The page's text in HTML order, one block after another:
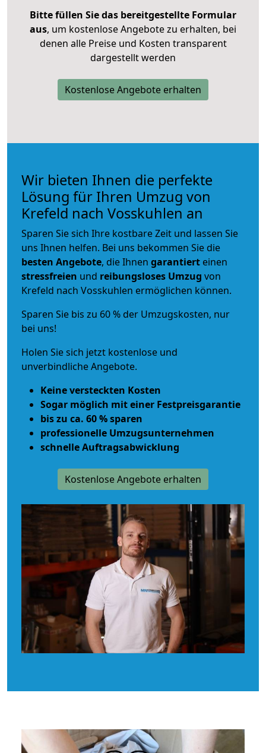
Bitte füllen Sie das bereitgestellte Formular
aus, um kostenlose Angebote zu erhalten, bei
denen alle Preise und Kosten transparent
dargestellt werden
Kostenlose Angebote erhalten
Wir bieten Ihnen die perfekte
Lösung für Ihren Umzug von
Krefeld nach Vosskuhlen an
Sparen Sie sich Ihre kostbare Zeit und lassen Sie
uns Ihnen helfen. Bei uns bekommen Sie die
besten Angebote, die Ihnen garantiert einen
stressfreien und reibungsloses Umzug von
Krefeld nach Vosskuhlen ermöglichen können.
Sparen Sie bis zu 60 % der Umzugskosten, nur
bei uns!
Holen Sie sich jetzt kostenlose und
unverbindliche Angebote.
Keine versteckten Kosten
Sogar möglich mit einer Festpreisgarantie
bis zu ca. 60 % sparen
professionelle Umzugsunternehmen
schnelle Auftragsabwicklung
Kostenlose Angebote erhalten